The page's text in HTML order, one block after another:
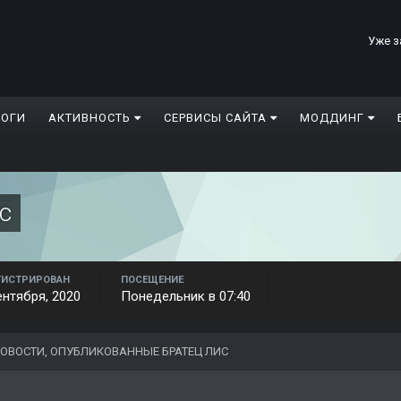
Уже
АКТИВНОСТЬ СЕРВИСЫ САЙТА МОДДИНГ
2020
ПОСЕЩЕНИЕ
Понедельник в 07:40
ОПУБЛИКОВАННЫЕ БРАТЕЦ ЛИС